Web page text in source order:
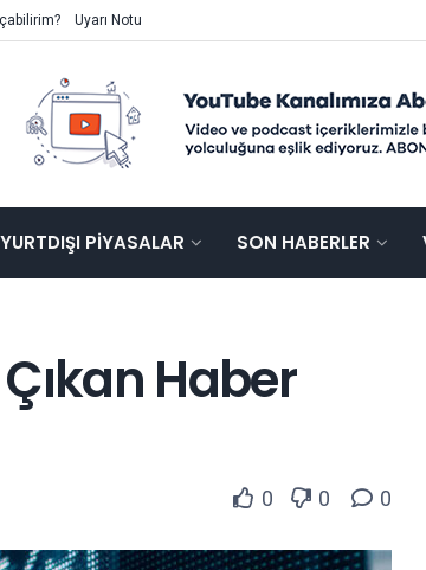
Uyarı Notu
YURTDIŞI PIYASALAR SON HABERLER
Haber
0 0 0